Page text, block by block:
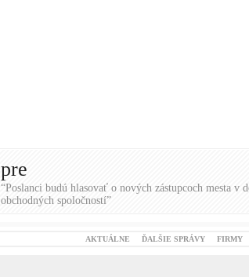
pre
“Poslanci budú hlasovať o nových zástupcoch mesta v
obchodných spoločností”
AKTUÁLNE ĎALŠIE SPRÁVY FIRMY